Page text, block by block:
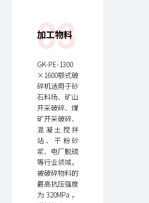
03
加工物料
GK-PE-1300
×1600颚式破
碎机适用于砂
石料场、矿山
开采破碎、煤
矿开采破碎、
混凝土搅拌
站、干粉砂
浆、电厂脱硫
等行业领域，
被破碎物料的
最高抗压强度
为320MPa，